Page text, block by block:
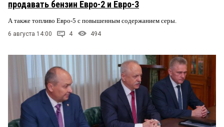
продавать бензин Евро-2 и Евро-3
А также топливо Евро-5 с повышенным содержанием серы.
6 августа 14:00 4 494